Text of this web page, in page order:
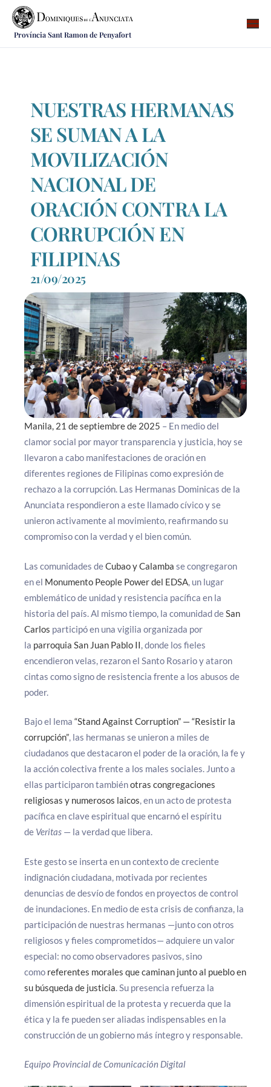
Província Sant Ramon de Penyafort
Qui som
Vocacions
Notícies
Recursos
Contacte
NUESTRAS HERMANAS
SE SUMAN A LA
MOVILIZACIÓN
NACIONAL DE
ORACIÓN CONTRA LA
CORRUPCIÓN EN
FILIPINAS
21/09/2025
Manila, 21 de septiembre de 2025 – En medio del
clamor social por mayor transparencia y justicia, hoy se
llevaron a cabo manifestaciones de oración en
diferentes regiones de Filipinas como expresión de
rechazo a la corrupción. Las Hermanas Dominicas de la
Anunciata respondieron a este llamado cívico y se
unieron activamente al movimiento, reafirmando su
compromiso con la verdad y el bien común.
Las comunidades deCubao y Calamba se congregaron
en el Monumento People Power del EDSA, un lugar
emblemático de unidad y resistencia pacífica en la
historia del país. Al mismo tiempo, la comunidad deSan
Carlos participó en una vigilia organizada por
la parroquia San Juan Pablo II, donde los fieles
encendieron velas, rezaron el Santo Rosario y ataron
cintas como signo de resistencia frente a los abusos de
poder.
Bajo el lema “Stand Against Corruption” — “Resistir la
corrupción”, las hermanas se unieron a miles de
ciudadanos que destacaron el poder de la oración, la fe y
la acción colectiva frente a los males sociales. Junto a
ellas participaron tambiénotras congregaciones
religiosas y numerosos laicos, en un acto de protesta
pacífica en clave espiritual que encarnó el espíritu
de Veritas — la verdad que libera.
Este gesto se inserta en un contexto de creciente
indignación ciudadana, motivada por recientes
denuncias de desvío de fondos en proyectos de control
de inundaciones. En medio de esta crisis de confianza, la
participación de nuestras hermanas —junto con otros
religiosos y fieles comprometidos— adquiere un valor
especial: no como observadores pasivos, sino
como referentes morales que caminan junto al pueblo en
su búsqueda de justicia. Su presencia refuerza la
dimensión espiritual de la protesta y recuerda que la
ética y la fe pueden ser aliadas indispensables en la
construcción de un gobierno más íntegro y responsable.
Equipo Provincial de Comunicación Digital